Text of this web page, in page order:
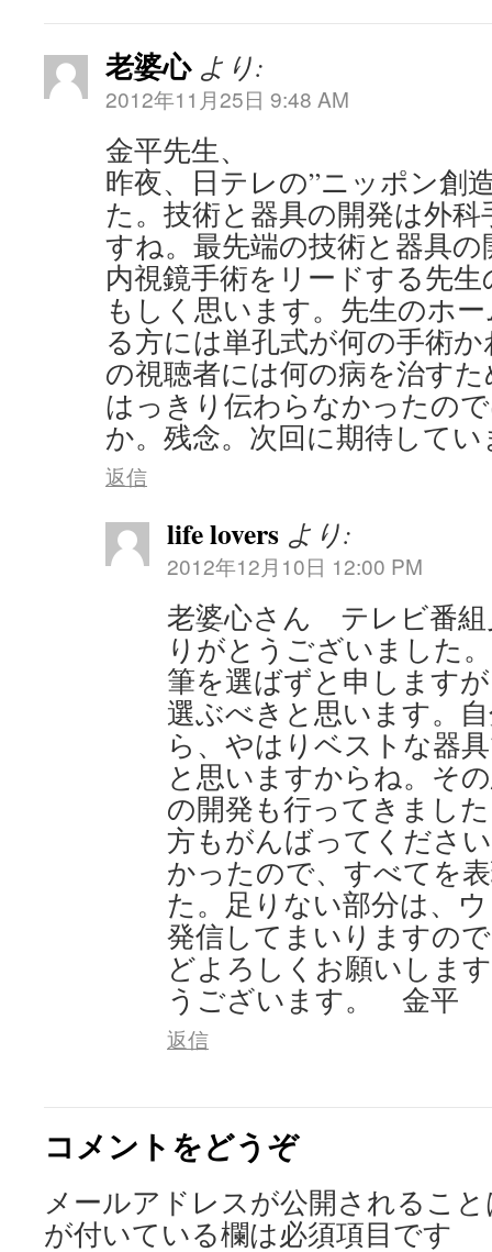
老婆心 より:
2012年11月25日 9:48 AM
金平先生、
昨夜、日テレの”ニッポン創
た。技術と器具の開発は外
すね。最先端の技術と器具
内視鏡手術をリードする先
もしく思います。先生のホ
る方には単孔式が何の手術
の視聴者には何の病を治す
はっきり伝わらなかったの
か。残念。次回に期待してい
返信
life lovers より:
2012年12月10日 12:00 PM
老婆心さん テレビ番組
りがとうございました
筆を選ばずと申します
選ぶべきと思います。
ら、やはりベストな器
と思いますからね。そ
の開発も行ってきまし
方もがんばってくださ
かったので、すべてを
た。足りない部分は、
発信してまいりますの
どよろしくお願いしま
うございます。 金平
返信
コメントをどうぞ
メールアドレスが公開されるこ
が付いている欄は必須項目です